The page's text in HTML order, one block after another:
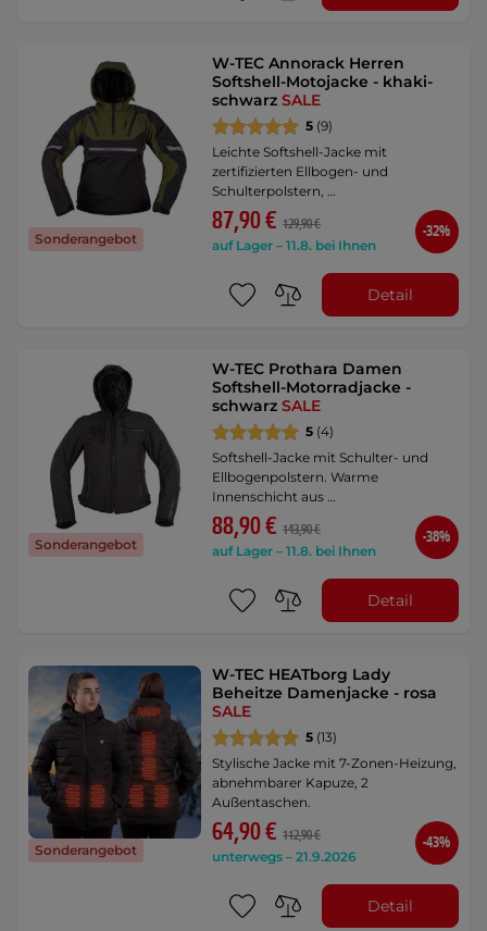
Sonderangebot
W-TEC Annorack Herren
Softshell-Motojacke - khaki-
schwarzSALE
5 (9)
Leichte Softshell-Jacke mit
zertifizierten Ellbogen- und
Schulterpolstern, …
87,90 € 129,90 €
auf Lager – 11.8. bei Ihnen
-32%
Detail
Sonderangebot
W-TEC Prothara Damen
Softshell-Motorradjacke -
schwarzSALE
5 (4)
Softshell-Jacke mit Schulter- und
Ellbogenpolstern. Warme
Innenschicht aus …
88,90 € 143,90 €
auf Lager – 11.8. bei Ihnen
-38%
Detail
Sonderangebot
W-TEC HEATborg Lady
Beheitze Damenjacke - rosa
SALE
5 (13)
Stylische Jacke mit 7-Zonen-Heizung,
abnehmbarer Kapuze, 2
Außentaschen.
64,90 € 112,90 €
unterwegs – 21.9.2026
-43%
Detail